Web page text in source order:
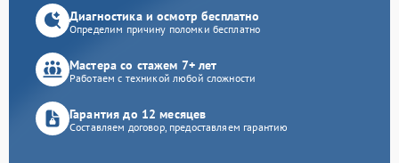
Диагностика и осмотр бесплатно
Определим причину поломки бесплатно
Мастера со стажем 7+ лет
Работаем с техникой любой сложности
Гарантия до 12 месяцев
Составляем договор, предоставляем гарантию